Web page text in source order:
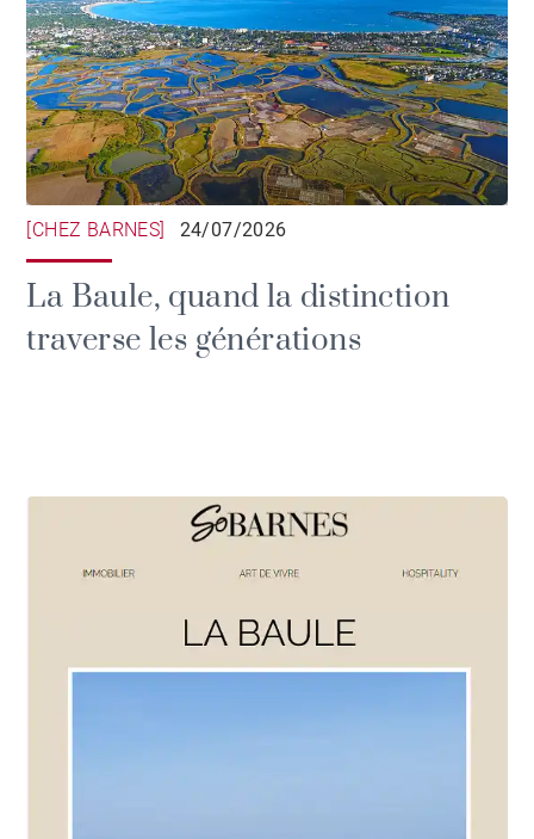
[CHEZ BARNES] 24/07/2026
La Baule, quand la distinction
traverse les générations